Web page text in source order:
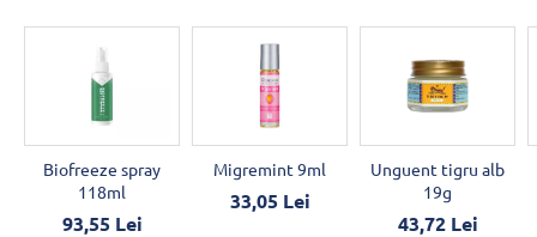
Biofreeze spray
118ml
93,55 Lei
Migremint 9ml
33,05 Lei
Unguent tigru alb
19g
43,72 Lei